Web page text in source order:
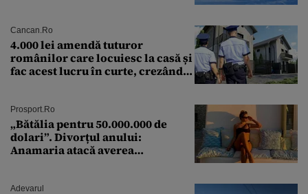
Cancan.ro
4.000 lei amendă tuturor
românilor care locuiesc la casă și
fac acest lucru în curte, crezând
Prosport.ro
„Bătălia pentru 50.000.000 de
dolari”. Divorțul anului:
Anamaria atacă averea
Adevarul